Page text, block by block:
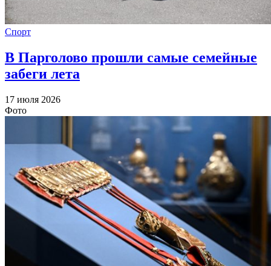
Спорт
В Парголово прошли самые семейные
забеги лета
17 июля 2026
Фото